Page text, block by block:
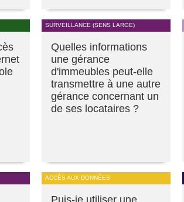
SURVEILLANCE (SENS LARGE)
Quelles informations
une gérance
d'immeubles peut-elle
transmettre à une autre
gérance concernant un
de ses locataires ?
ACCÈS AUX DONNÉES